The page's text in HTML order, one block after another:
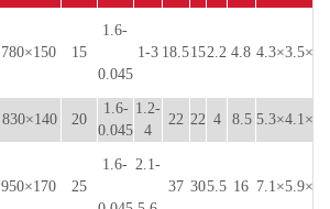
780×150 15
1.6-
0.045
1-3 18.5152.2 4.8
830×140 20
1.6-
0.045
1.2-
4
22 22 4 8.5
950×170 25
1.6- 2.1-
37 305.5 16